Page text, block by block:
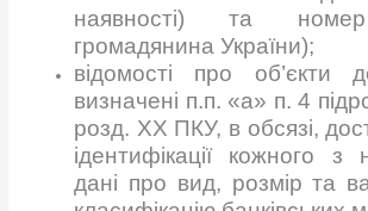
наявності) та
громадянина України);
відомості про об’єкти
визначені п.п. «а» п. 4
розд. ХХ ПКУ, в обсязі,
ідентифікації кожного з
дані про вид, розмір та